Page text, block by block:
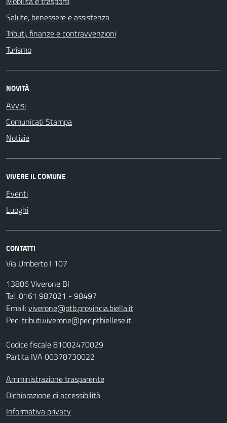
Salute, benessere e assistenza
Tributi, finanze e contravvenzioni
Turismo
NOVITÀ
Avvisi
Comunicati Stampa
Notizie
VIVERE IL COMUNE
Eventi
Luoghi
CONTATTI
Via Umberto I 107
13886 Viverone BI
Tel. 0161 987021 - 98497
Email:viverone@ptb.provincia.biella.it
Pec:tributi.viverone@pec.ptbiellese.it
Codice fiscale 81002470029
Partita IVA 00378730022
Amministrazione trasparente
Dichiarazione di accessibilità
Informativa privacy